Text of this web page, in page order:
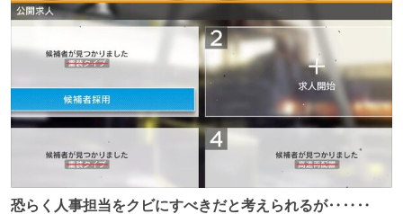
送設備に外部から不正に音声が流された可能性も含めて確
認を実施」と説明した。
ト
数
数
恐らく人事担当をクビにすべきだと考えられるが‥‥‥